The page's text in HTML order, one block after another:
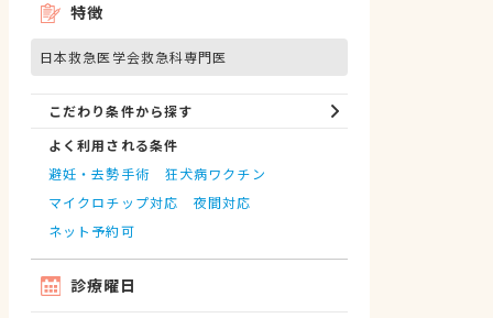
特徴
日本救急医学会救急科専門医
こだわり条件から探す
よく利用される条件
避妊・去勢手術
狂犬病ワクチン
マイクロチップ対応
夜間対応
ネット予約可
診療曜日